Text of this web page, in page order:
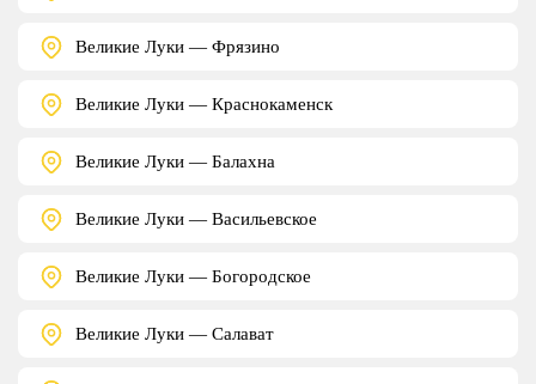
Великие Луки — Фрязино
Великие Луки — Краснокаменск
Великие Луки — Балахна
Великие Луки — Васильевское
Великие Луки — Богородское
Великие Луки — Салават